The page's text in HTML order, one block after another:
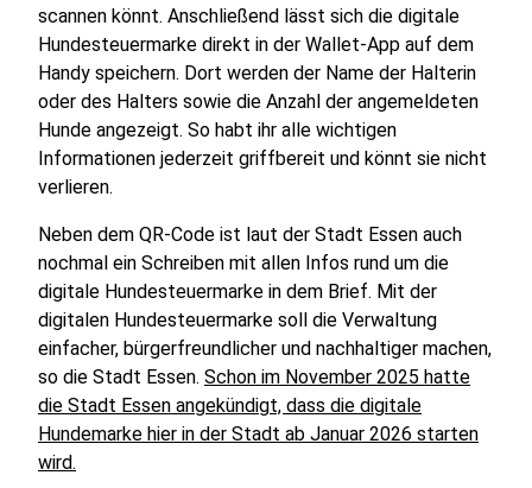
scannen könnt. Anschließend lässt sich die digitale
Hundesteuermarke direkt in der Wallet-App auf dem
Handy speichern. Dort werden der Name der Halterin
oder des Halters sowie die Anzahl der angemeldeten
Hunde angezeigt. So habt ihr alle wichtigen
Informationen jederzeit griffbereit und könnt sie nicht
verlieren.
Neben dem QR-Code ist laut der Stadt Essen auch
nochmal ein Schreiben mit allen Infos rund um die
digitale Hundesteuermarke in dem Brief. Mit der
digitalen Hundesteuermarke soll die Verwaltung
einfacher, bürgerfreundlicher und nachhaltiger machen,
so die Stadt Essen. Schon im November 2025 hatte
die Stadt Essen angekündigt, dass die digitale
Hundemarke hier in der Stadt ab Januar 2026 starten
wird.